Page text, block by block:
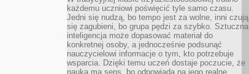
każdemu uczniowi poświęcić tyle samo czasu.
Jedni się nudzą, bo tempo jest za wolne, inni czują
się zagubieni, bo grupa pędzi za szybko. Sztuczna
inteligencja może dopasować materiał do
konkretnej osoby, a jednocześnie podsunąć
nauczycielowi informacje o tym, kto potrzebuje
wsparcia. Dzięki temu uczeń dostaje poczucie, że
nauka ma sens, bo odpowiada na jego realne